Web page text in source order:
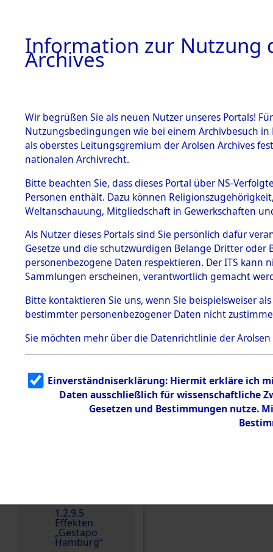
BESTÄNDE
1.
Inhaftierungsdoku
mente
1.2.9 Beim ITS
Effekten
1.2.9.1
Effekten aus
dem KZ
Dachau
Dokument
e
1.2.9.2
Effekten aus
dem KZ
Landesentsch
ädigungsamt
1.2.9.5
Effekten
„Gestapo
Hamburg“
0022
Einen Kommentar
Information zur Nutzung
Archives
Wir begrüßen Sie als neuen Nutzer unseres Portals!
Nutzungsbedingungen wie bei einem Archivbesuch
als oberstes Leitungsgremium der Arolsen Archives
nationalen Archivrecht.
Bitte beachten Sie, dass dieses Portal über NS-
Personen enthält. Dazu können
Weltanschauung, Mitgliedschaft in Gewerkschaften
Als Nutzer dieses Portals sind Sie persönlich dafür
Gesetze und die schutzwürdigen Belange Dritter
personenbezogene Daten respektieren. Der ITS
Sammlungen erscheinen, verantwortlich gemacht
Bitte kontaktieren Sie uns, wenn Sie beispielsweiser
bestimmter personenbezogener Daten nicht
Sie möchten mehr über die Datenrichtlinie der Arolsen
Einverständniserklärung: Hiermit erkläre ich
Daten ausschließlich für wissenschaftliche
Gesetzen und Bestimmungen nutze.